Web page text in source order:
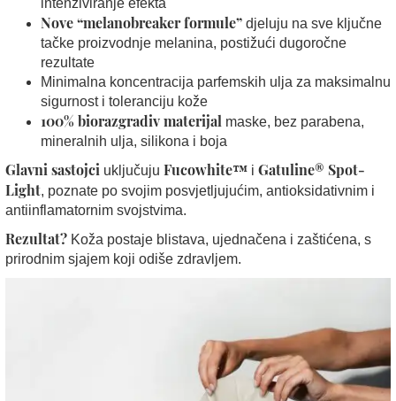
intenziviranje efekta
Nove “melanobreaker formule” djeluju na sve ključne
tačke proizvodnje melanina, postižući dugoročne
rezultate
Minimalna koncentracija parfemskih ulja za maksimalnu
sigurnost i toleranciju kože
100% biorazgradiv materijal maske, bez parabena,
mineralnih ulja, silikona i boja
Glavni sastojci uključuju Fucowhite™ i Gatuline® Spot-
Light, poznate po svojim posvjetljujućim, antioksidativnim i
antiinflamatornim svojstvima.
Rezultat? Koža postaje blistava, ujednačena i zaštićena, s
prirodnim sjajem koji odiše zdravljem.